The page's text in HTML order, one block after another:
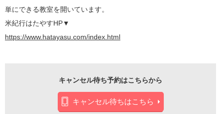
単にできる教室を開いています。
米紀行はたやすHP▼
https://www.hatayasu.com/index.html
キャンセル待ち予約はこちらから
キャンセル待ちはこちら